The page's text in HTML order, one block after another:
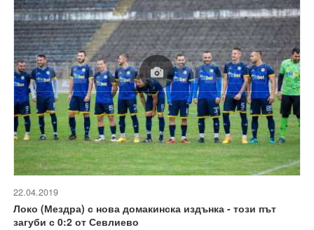
22.04.2019
Локо (Мездра) с нова домакинска издънка - този път
загуби с 0:2 от Севлиево